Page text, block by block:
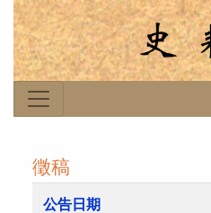
徵稿
公告日期